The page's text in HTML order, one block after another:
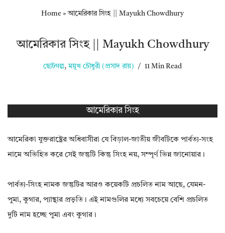
Home »আমেরিকার সিংহ || Mayukh Chowdhury
আমেরিকার সিংহ || Mayukh Chowdhury
ছোটগল্প , ময়ূখ চৌধুরী (প্রসাদ রায়) 11 Min Read
আমেরিকার সিংহ
আমেরিকা যুক্তরাষ্ট্রের অধিবাসীরা যে বিড়াল-জাতীয় জীবটিকে পার্বত্য-সংহ
নামে অভিহিত করে সেই জন্তুটি কিন্তু সিংহ নয়, সম্পূর্ণ ভিন্ন জানোয়ার।
পার্বত্য-সিংহ নামক জন্তুটির আরও কয়েকটি প্রচলিত নাম আছে, যেমন-
পুমা, কুগার, প্যান্থার প্রভৃতি। এই নামগুলির মধ্যে সবচেয়ে বেশি প্রচলিত
দুটি নাম হচ্ছে পুমা এবং কুগার।